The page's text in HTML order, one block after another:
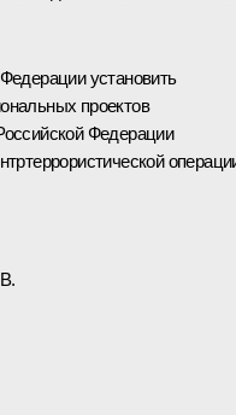
установить
проектов
Федерации